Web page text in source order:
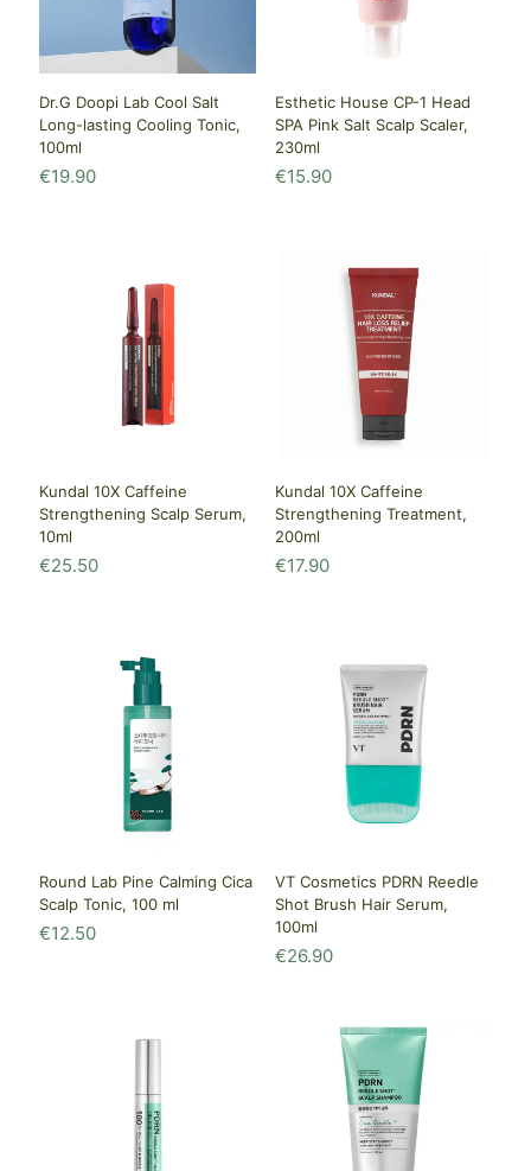
Dr.G Doopi Lab Cool Salt
Long-lasting Cooling Tonic,
100ml
€19.90
Esthetic House CP-1 Head
SPA Pink Salt Scalp Scaler,
230ml
€15.90
Kundal 10X Caffeine
Strengthening Scalp Serum,
10ml
€25.50
Kundal 10X Caffeine
Strengthening Treatment,
200ml
€17.90
Round Lab Pine Calming Cica
Scalp Tonic, 100 ml
€12.50
VT Cosmetics PDRN Reedle
Shot Brush Hair Serum,
100ml
€26.90